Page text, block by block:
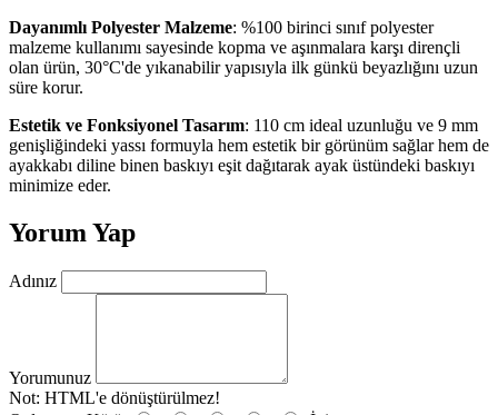
Dayanımlı Polyester Malzeme: %100 birinci sınıf polyester
malzeme kullanımı sayesinde kopma ve aşınmalara karşı dirençli
olan ürün, 30°C'de yıkanabilir yapısıyla ilk günkü beyazlığını uzun
süre korur.
Estetik ve Fonksiyonel Tasarım: 110 cm ideal uzunluğu ve 9 mm
genişliğindeki yassı formuyla hem estetik bir görünüm sağlar hem de
ayakkabı diline binen baskıyı eşit dağıtarak ayak üstündeki baskıyı
minimize eder.
Yorum Yap
Adınız
Yorumunuz
Not: HTML'e dönüştürülmez!